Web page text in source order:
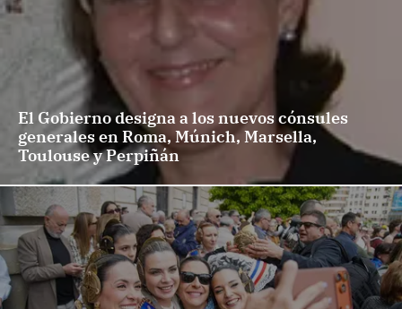
El Gobierno designa a los nuevos cónsules
generales en Roma, Múnich, Marsella,
Toulouse y Perpiñán